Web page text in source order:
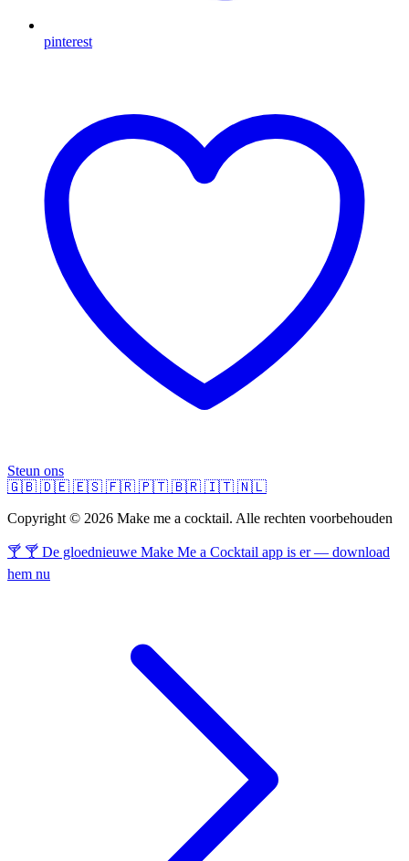
pinterest
Steun ons
🇬🇧 🇩🇪 🇪🇸 🇫🇷 🇵🇹 🇧🇷 🇮🇹 🇳🇱
Copyright © 2026 Make me a cocktail. Alle rechten voorbehouden
🍸 🍸 De gloednieuwe Make Me a Cocktail app is er — download
hem nu